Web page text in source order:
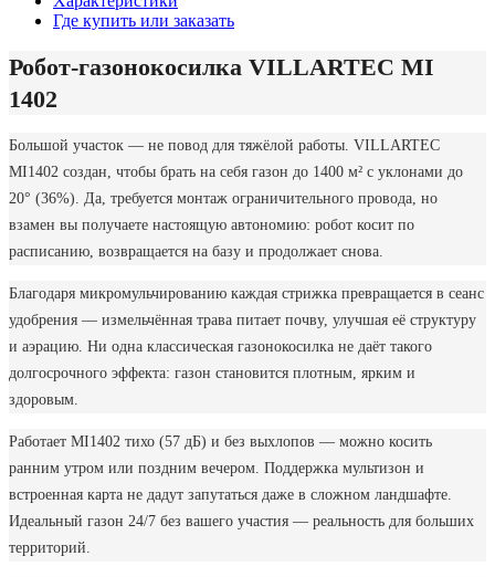
Где купить или заказать
Робот-газонокосилка VILLARTEC MI
1402
Большой участок — не повод для тяжёлой работы. VILLARTEC
MI1402 создан, чтобы брать на себя газон до 1400 м² с уклонами до
20° (36%). Да, требуется монтаж ограничительного провода, но
взамен вы получаете настоящую автономию: робот косит по
расписанию, возвращается на базу и продолжает снова.
Благодаря микромульчированию каждая стрижка превращается в сеанс
удобрения — измельчённая трава питает почву, улучшая её структуру
и аэрацию. Ни одна классическая газонокосилка не даёт такого
долгосрочного эффекта: газон становится плотным, ярким и
здоровым.
Работает MI1402 тихо (57 дБ) и без выхлопов — можно косить
ранним утром или поздним вечером. Поддержка мультизон и
встроенная карта не дадут запутаться даже в сложном ландшафте.
Идеальный газон 24/7 без вашего участия — реальность для больших
территорий.